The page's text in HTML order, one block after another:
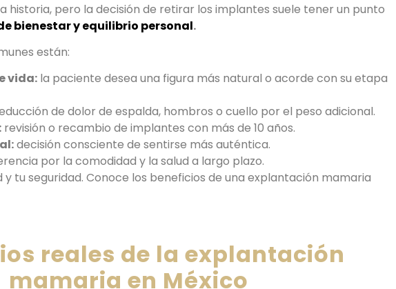
historia, pero la decisión de retirar los implantes suele tener un punto
bienestar y equilibrio personal.
están:
vida: la paciente desea una figura más natural o acorde con su etapa
de dolor de espalda, hombros o cuello por el peso adicional.
revisión o recambio de implantes con más de 10 años.
decisión consciente de sentirse más auténtica.
por la comodidad y la salud a largo plazo.
tu seguridad. Conoce los beneficios de una explantación mamaria
reales de la explantación
mamaria en México